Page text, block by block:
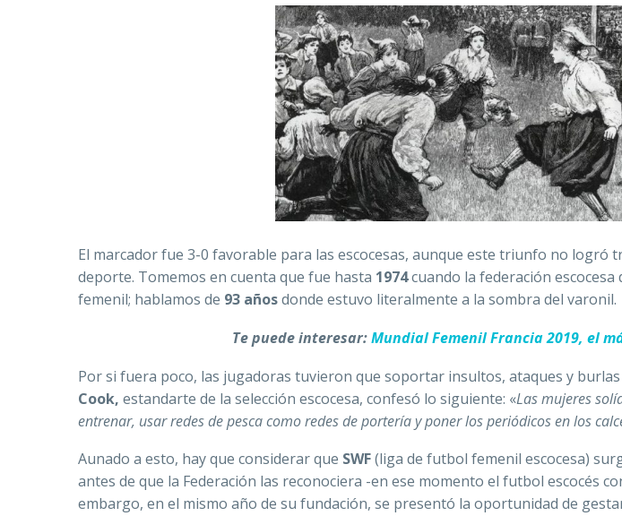
El marcador fue 3-0 favorable para las escocesas, aunque este triunfo no logró
deporte. Tomemos en cuenta que fue hasta 1974cuando la federación
femenil; hablamos de 93 añosdonde estuvo literalmente a la sombra del varonil.
Te puede interesar:Mundial Femenil Francia 2019, el
Por si fuera poco, las jugadoras tuvieron que soportar insultos, ataques y
Cook, estandarte de la selección escocesa, confesó lo siguiente: «Las mujeres
entrenar, usar redes de pesca como redes de portería y poner los periódicos en los
Aunado a esto, hay que considerar que SWF(liga de futbol femenil escocesa)
antes de que la Federación las reconociera -en ese momento el futbol escocés
embargo, en el mismo año de su fundación, se presentó la oportunidad de